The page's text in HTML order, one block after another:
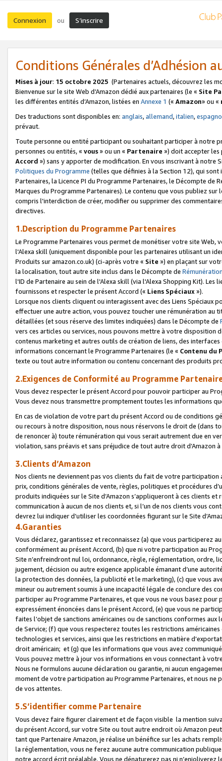
Connexion ou S’inscrire
Conditions Générales d’Adhésion
Mises à jour: 15 octobre 2025 (Partenaires actuels, découvrez les
Bienvenue sur le site Web d’Amazon dédié aux partenaires (le « Site
les différentes entités d’Amazon, listées en Annexe 1 (« Amazon» ou «
Des traductions sont disponibles en: anglais,allemand,italien,
prévaut.
Toute personne ou entité participant ou souhaitant participer à notre
personnes ou entités, « vous» ou un « Partenaire ») doit accepter les
Accord ») sans y apporter de modification. En vous inscrivant à notre
Politiques du Programme (telles que définies à la Section 12), qui
Partenaires, la Licence PI du Programme Partenaires, le Décompte de
Marques du Programme Partenaires). Le contenu que vous publiez
compris l'interdiction de créer, modifier ou supprimer des
directives.
1.Description du Programme Partenaires
Le Programme Partenaires vous permet de monétiser votre site Web,
l'Alexa skill (uniquement disponible pour les partenaires utilisant un
Produits sur amazon.co.uk) (ci-après votre « Site ») en plaçant sur
la localisation, tout autre site inclus dans le Décompte de
l'ID de Partenaire au sein de l'Alexa skill (via l'Alexa Shopping Kit).
fournissons et respecter le présent Accord (« Liens Spéciaux»).
Lorsque nos clients cliquent ou interagissent avec des Liens Spéciaux
effectuer une autre action, vous pouvez toucher une rémunération
détaillées (et sous réserve des limites indiquées) dans le Décompte de
vers ces articles ou services, nous pouvons mettre à votre disposition
contenus marketing et autres outils de création de liens, des
informations concernant le Programme Partenaires (le « Contenu du
texte ou tout autre information ou contenu concernant des produits
2.Exigences de Conformité au Programme
Vous devez respecter le présent Accord pour pouvoir participer au
Vous devez nous transmettre promptement toutes les informations
En cas de violation de votre part du présent Accord ou de conditions
ou recours à notre disposition, nous nous réservons le droit de (dans
de renoncer à) toute rémunération qui vous serait autrement due en
violation, sans préavis et sans préjudice de tout autre droit
3.Clients d’Amazon
Nos clients ne deviennent pas vos clients du fait de votre
prix, conditions générales de vente, règles, politiques et procédures
produits indiquées sur le Site d’Amazon s’appliqueront à ces clients
communication à aucun de nos clients et, si l’un de nos clients vous
devrez lui indiquer d’utiliser les coordonnées figurant sur le Site
4.Garanties
Vous déclarez, garantissez et reconnaissez (a) que vous participerez
conformément au présent Accord, (b) que ni votre participation au
Site n’enfreindront nul loi, ordonnance, règle, réglementation, ordre,
jugement, décision ou autre exigence applicable émanant d’une
la protection des données, la publicité et le marketing), (c) que vous
mineur ou autrement soumis à une incapacité légale de conclure des
participer au Programme Partenaires, et que vous ne vous basez
expressément énoncées dans le présent Accord, (e) que vous ne
faites l’objet de sanctions américaines ou de sanctions conformes
de Service; (f) que vous respecterez toutes les restrictions
technologies et services, ainsi que les restrictions en matière
droit américain; et (g) que les informations que vous avez
Vous pouvez mettre à jour vos informations en vous connectant à
Nous ne formulons aucune déclaration ou garantie, ni aucun
moment de votre participation au Programme Partenaires, et nous
de vos attentes.
5.S’identifier comme Partenaire
Vous devez faire figurer clairement et de façon visible la mention
du présent Accord, sur votre Site ou tout autre endroit où Amazon
tant que Partenaire Amazon, je réalise un bénéfice sur les achats
la réglementation, vous ne ferez aucune autre communication
notre accord écrit préalable. Vous ne dénaturerez pas ni